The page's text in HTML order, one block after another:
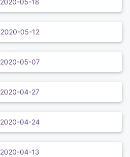
2020-05-18
2020-05-12
2020-05-07
2020-04-27
2020-04-24
2020-04-13